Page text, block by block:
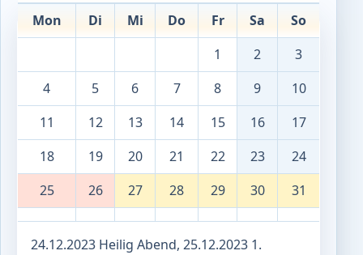
Mon Di Mi Do Fr Sa
So
1
2
3
4
5 6 7 8 9
10
11
12 13 14 15 16
17
18
19 20 21 22 23
24
25
26 27 28 29 30 31
24.12.2023 Heilig Abend, 25.12.2023 1.